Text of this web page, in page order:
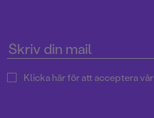
Klicka här för att acceptera vår